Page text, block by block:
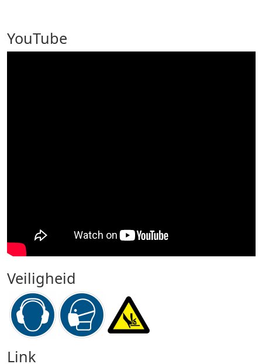
YouTube
Veiligheid
Link